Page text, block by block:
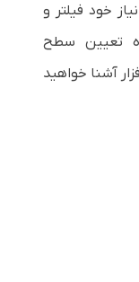
خود فیلتر و
تعیین سطح
آشنا خواهید